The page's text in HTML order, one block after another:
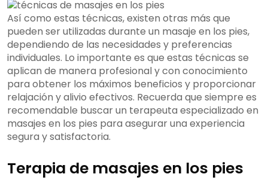
Así como estas técnicas, existen otras más que
pueden ser utilizadas durante un masaje en los pies,
dependiendo de las necesidades y preferencias
individuales. Lo importante es que estas técnicas se
aplican de manera profesional y con conocimiento
para obtener los máximos beneficios y proporcionar
relajación y alivio efectivos. Recuerda que siempre es
recomendable buscar un terapeuta especializado en
masajes en los pies para asegurar una experiencia
segura y satisfactoria.
Terapia de masajes en los pies